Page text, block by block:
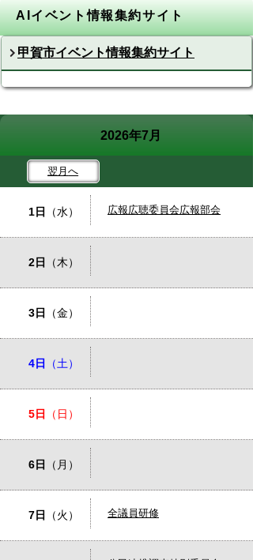
AIイベント情報集約サイト
甲賀市イベント情報集約サイト
2026年7月
翌月へ
1日 （水） 広報広聴委員会広報部会
2日 （木）
3日 （金）
4日 （土）
5日 （日）
6日 （月）
7日 （火） 全議員研修